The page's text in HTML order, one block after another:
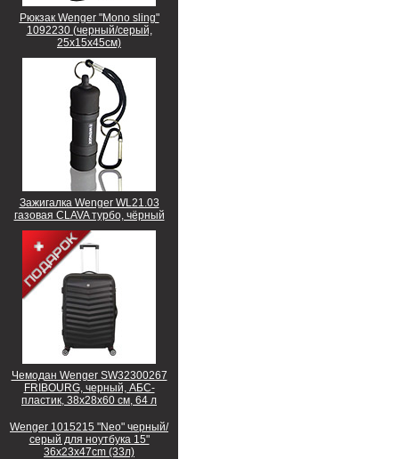
Рюкзак Wenger "Mono sling"
1092230 (черный/серый,
25х15х45см)
Зажигалка Wenger WL21.03
газовая CLAVA турбо, чёрный
Чемодан Wenger SW32300267
FRIBOURG, черный, АБС-
пластик, 38x28x60 см, 64 л
Wenger 1015215 "Neo" черный/
серый для ноутбука 15"
36x23x47cm (33л)